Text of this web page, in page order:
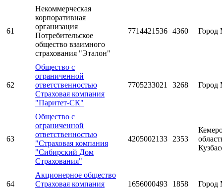
61
Некоммерческая
корпоративная
организация
Потребительское
общество взаимного
страхования "Эталон"
7714421536 4360 Город
62
Общество с
ограниченной
ответственностью
Страховая компания
"Паритет-СК"
7705233021 3268 Город
63
Общество с
ограниченной
ответственностью
"Страховая компания
"Сибирский Дом
Страхования"
4205002133 2353
64
Акционерное общество
Страховая компания
1656000493 1858 Город